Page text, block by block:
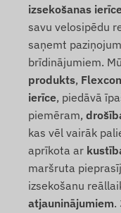
izsekošanas
savu velosipēdu
saņemt
brīdinājumiem.
produkts,
ierīce, piedāvā
piemēram,
kas vēl vairāk
aprīkota ar
maršruta
izsekošanu
atjauninājumiem.